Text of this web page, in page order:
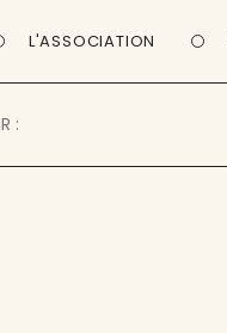
L'ASSOCIATION